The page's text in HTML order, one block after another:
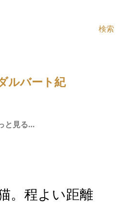
検索
ルバート紀
と見る…
。程よい距離